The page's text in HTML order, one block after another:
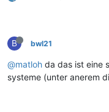
B bwl21
@matloh da das ist eine
systeme (unter anerem